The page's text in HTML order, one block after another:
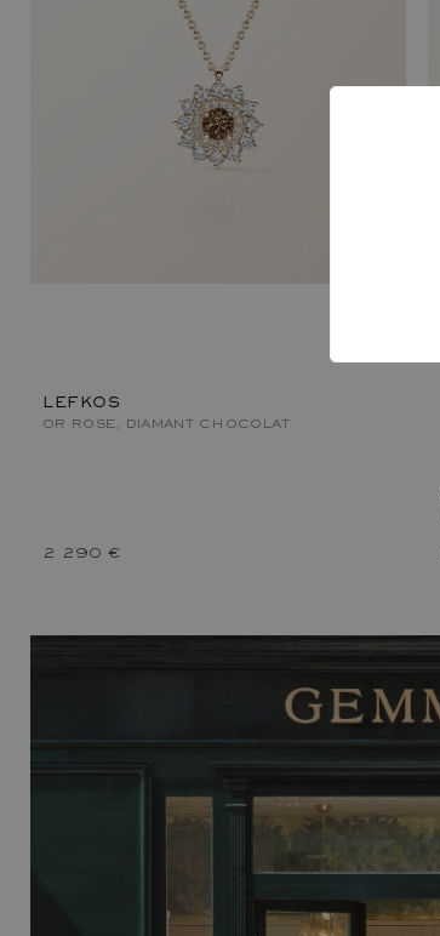
LEFKOS
OR ROSE, DIAMANT CHOCOLAT
2 290 €